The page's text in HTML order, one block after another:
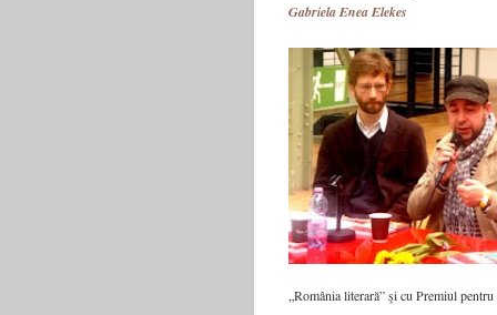
Gabriela Enea Elekes
„România literară” şi cu Premiul